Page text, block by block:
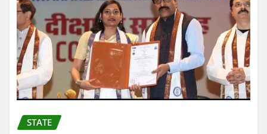
STATE